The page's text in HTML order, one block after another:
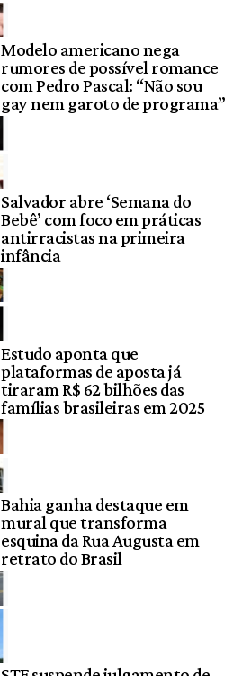
Modelo americano nega
rumores de possível romance
com Pedro Pascal: “Não sou
gay nem garoto de programa”
Salvador abre ‘Semana do
Bebê’ com foco em práticas
antirracistas na primeira
infância
Estudo aponta que
plataformas de aposta já
tiraram R$ 62 bilhões das
famílias brasileiras em 2025
Bahia ganha destaque em
mural que transforma
esquina da Rua Augusta em
retrato do Brasil